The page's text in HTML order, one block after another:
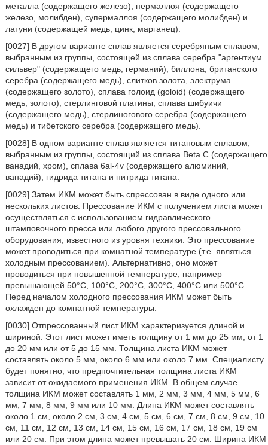
металла (содержащего железо), пермаллоя (содержащего
железо, молибден), супермаллоя (содержащего молибден) и
латуни (содержащей медь, цинк, марганец).
[0027] В другом варианте сплав является серебряным сплавом,
выбранным из группы, состоящей из сплава серебра "аргентиум
сильвер" (содержащего медь, германий), биллона, британского
серебра (содержащего медь), слитков золота, электрума
(содержащего золото), сплава голоид (goloid) (содержащего
медь, золото), стерлинговой платины, сплава шибуичи
(содержащего медь), стерлиногового серебра (содержащего
медь) и тибетского серебра (содержащего медь).
[0028] В одном варианте сплав является титановым сплавом,
выбранным из группы, состоящий из сплава Beta С (содержащего
ванадий, хром), сплава 6al-4v (содержащего алюминий,
ванадий), гидрида титана и нитрида титана.
[0029] Затем ИКМ может быть спрессован в виде одного или
нескольких листов. Прессование ИКМ с получением листа может
осуществляться с использованием гидравлического
штамповочного пресса или любого другого прессовального
оборудования, известного из уровня техники. Это прессование
может проводиться при комнатной температуре (т.е. являться
холодным прессованием). Альтернативно, оно может
проводиться при повышенной температуре, например
превышающей 50°С, 100°С, 200°С, 300°С, 400°С или 500°С.
Перед началом холодного прессования ИКМ может быть
охлажден до комнатной температуры.
[0030] Отпрессованный лист ИКМ характеризуется длиной и
шириной. Этот лист может иметь толщину от 1 мм до 25 мм, от 1
до 20 мм или от 5 до 15 мм. Толщина листа ИКМ может
составлять около 5 мм, около 6 мм или около 7 мм. Специалисту
будет понятно, что предпочтительная толщина листа ИКМ
зависит от ожидаемого применения ИКМ. В общем случае
толщина ИКМ может составлять 1 мм, 2 мм, 3 мм, 4 мм, 5 мм, 6
мм, 7 мм, 8 мм, 9 мм или 10 мм. Длина ИКМ может составлять
около 1 см, около 2 см, 3 см, 4 см, 5 см, 6 см, 7 см, 8 см, 9 см, 10
см, 11 см, 12 см, 13 см, 14 см, 15 см, 16 см, 17 см, 18 см, 19 см
или 20 см. При этом длина может превышать 20 см. Ширина ИКМ